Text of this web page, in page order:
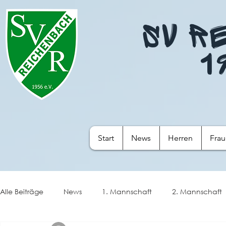
SV
Start News Herren
Alle Beiträge News 1. Mannschaft 2. Mannschaft